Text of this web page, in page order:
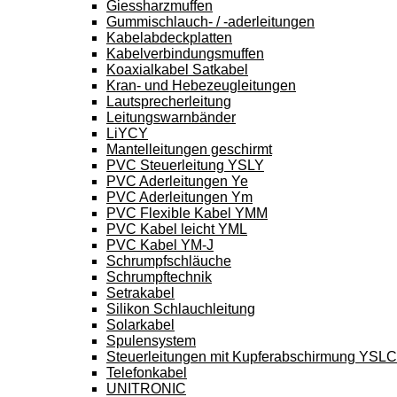
Giessharzmuffen
Gummischlauch- / -aderleitungen
Kabelabdeckplatten
Kabelverbindungsmuffen
Koaxialkabel Satkabel
Kran- und Hebezeugleitungen
Lautsprecherleitung
Leitungswarnbänder
LiYCY
Mantelleitungen geschirmt
PVC Steuerleitung YSLY
PVC Aderleitungen Ye
PVC Aderleitungen Ym
PVC Flexible Kabel YMM
PVC Kabel leicht YML
PVC Kabel YM-J
Schrumpfschläuche
Schrumpftechnik
Setrakabel
Silikon Schlauchleitung
Solarkabel
Spulensystem
Steuerleitungen mit Kupferabschirmung
Telefonkabel
UNITRONIC